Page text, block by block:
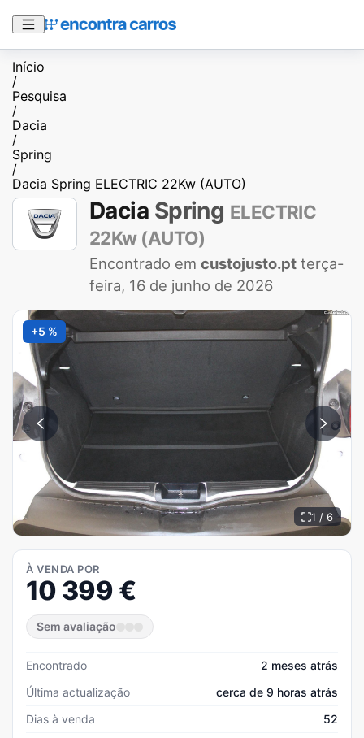
Início
/
Pesquisa
/
Dacia
/
Spring
/
Dacia Spring ELECTRIC 22Kw (AUTO)
Dacia Spring ELECTRIC
22Kw (AUTO)
Encontrado em custojusto.pt terça-
feira, 16 de junho de 2026
+5 %
1 / 6
À VENDA POR
10 399 €
Sem avaliação
Encontrado
2 meses atrás
Última actualização
cerca de 9 horas atrás
Dias à venda
52